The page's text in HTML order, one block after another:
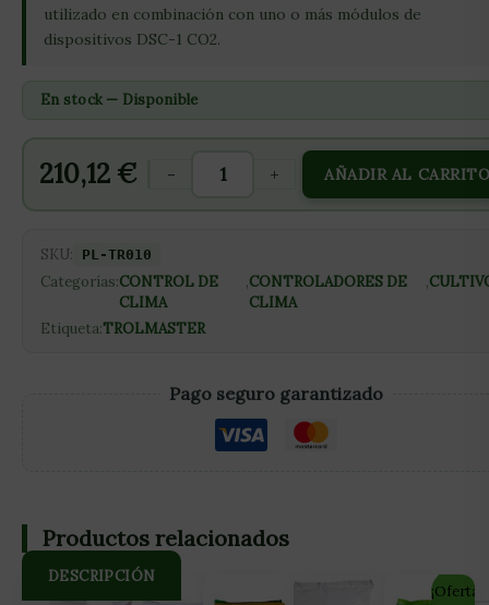
utilizado en combinación con uno o más módulos de
dispositivos DSC-1 CO2.
En stock — Disponible
210,12 € - + AÑADIR AL
SKU: PL-TR010
Categorías:CONTROL DE
CLIMA
,CONTROLADORES DE
CLIMA
,
Etiqueta:TROLMASTER
Pago seguro garantizado
DESCRIPCIÓN
Productos relacionados
¡Oferta!